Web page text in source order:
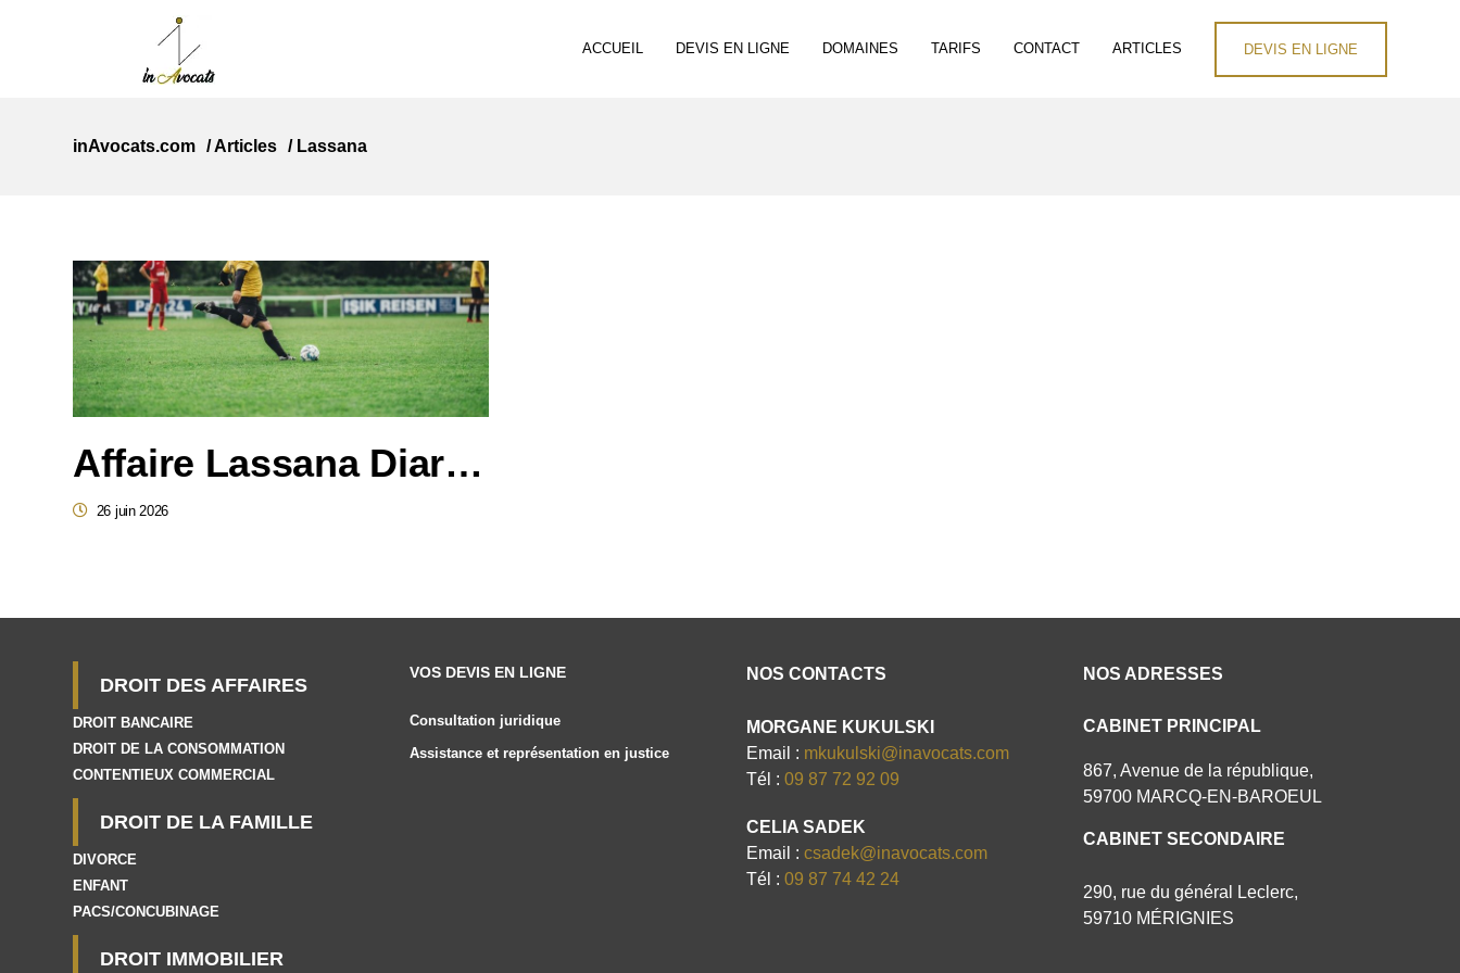
ACCUEIL DEVIS EN LIGNE DOMAINES TARIFS CONTACT ARTICLES DEVIS EN LIGNE
inAvocats.com /Articles / Lassana
Affaire Lassana Diarra : la CJUE bouleverse le marché des transferts du football européen
26 juin 2026
DROIT DES AFFAIRES
DROIT BANCAIRE
DROIT DE LA CONSOMMATION
CONTENTIEUX COMMERCIAL
DROIT DE LA FAMILLE
DIVORCE
ENFANT
PACS/CONCUBINAGE
DROIT IMMOBILIER
VOS DEVIS EN LIGNE
Consultation juridique
Assistance et représentation en justice
NOS CONTACTS
MORGANE KUKULSKI
Email : mkukulski@inavocats.com
Tél : 09 87 72 92 09
CELIA SADEK
Email : csadek@inavocats.com
Tél : 09 87 74 42 24
NOS ADRESSES
CABINET PRINCIPAL
867, Avenue de la république,
59700 MARCQ-EN-BAROEUL
CABINET SECONDAIRE
290, rue du général Leclerc,
59710 MÉRIGNIES